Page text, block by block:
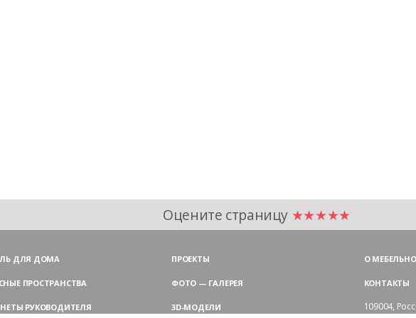
Оцените страницу ★★★★★
ДЛЯ ДОМА
ПРОСТРАНСТВА
РУКОВОДИТЕЛЯ
ПРОЕКТЫ
ФОТО — ГАЛЕРЕЯ
3D-МОДЕЛИ
О
КОНТАКТЫ
109004,